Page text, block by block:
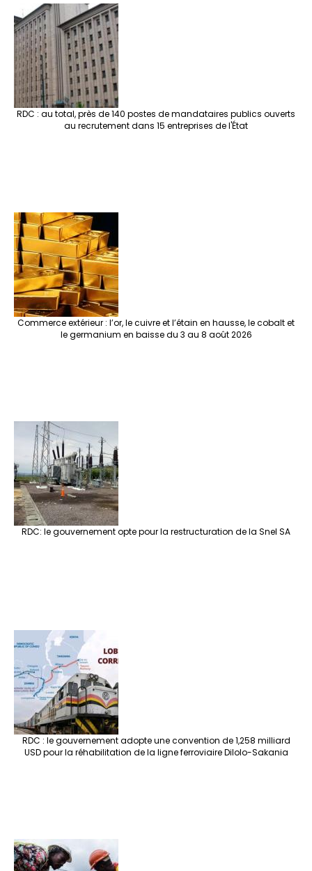
RDC : au total, près de 140 postes de mandataires publics ouverts
au recrutement dans 15 entreprises de l'État
Commerce extérieur : l’or, le cuivre et l’étain en hausse, le cobalt et
le germanium en baisse du 3 au 8 août 2026
RDC: le gouvernement opte pour la restructuration de la Snel SA
RDC : le gouvernement adopte une convention de 1,258 milliard
USD pour la réhabilitation de la ligne ferroviaire Dilolo-Sakania